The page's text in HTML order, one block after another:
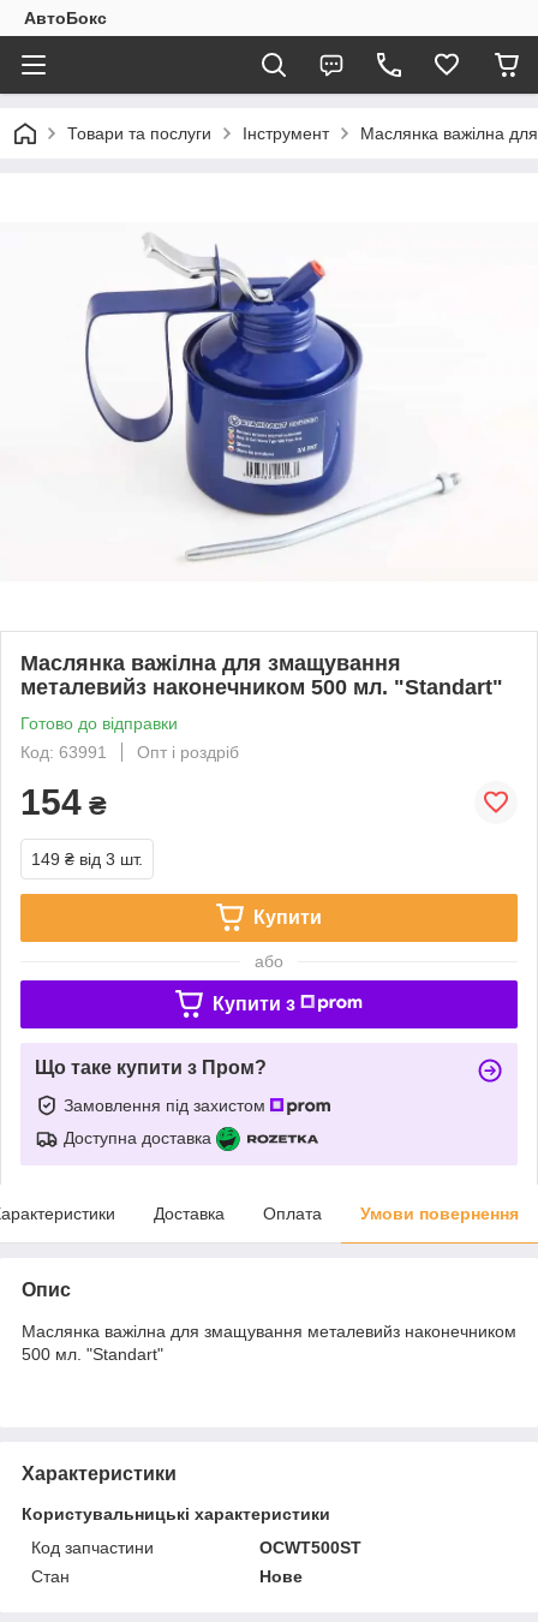
АвтоБокс
Товари та послуги Інструмент Маслянка важілна
Маслянка важілна для змащування
металевийз наконечником 500 мл. "Standart"
Готово до відправки
Код: 63991
Опт і роздріб
154 ₴
149 ₴ від 3 шт.
Купити
або
Купити з
Що таке купити з Пром?
Замовлення під захистом
Доступна доставка
Доставка Оплата Умови повернення
Опис
Маслянка важілна для змащування металевийз наконечником
500 мл. "Standart"
Характеристики
Користувальницькі характеристики
Код запчастини
OCWT500ST
Стан
Нове